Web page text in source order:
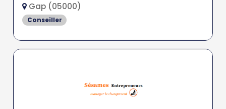
Gap (05000)
Conseiller